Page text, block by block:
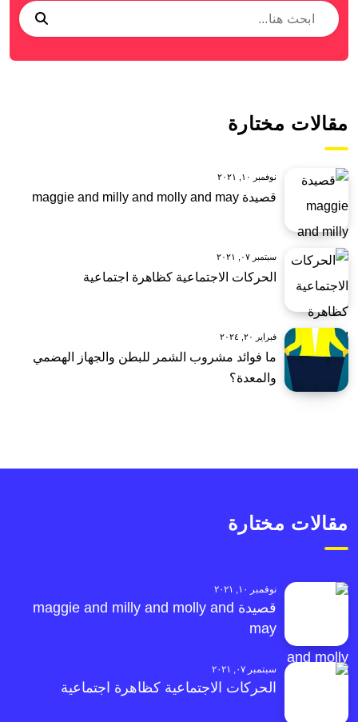
مقالات مختارة
نوفمبر ١٠, ٢٠٢١
قصيدة maggie and milly and molly and may
سبتمبر ٠٧, ٢٠٢١
الحركات الاجتماعية كظاهرة اجتماعية
فبراير ٢٠, ٢٠٢٤
ما فوائد مشروب الشمر للبطن والجهاز الهضمي
والمعدة؟
مقالات مختارة
نوفمبر ١٠, ٢٠٢١
قصيدة maggie and milly and molly and
may
سبتمبر ٠٧, ٢٠٢١
الحركات الاجتماعية كظاهرة اجتماعية